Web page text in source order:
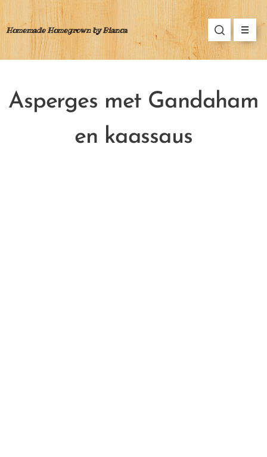
Homemade Homegrown by Bianca
Asperges met Gandaham
en kaassaus